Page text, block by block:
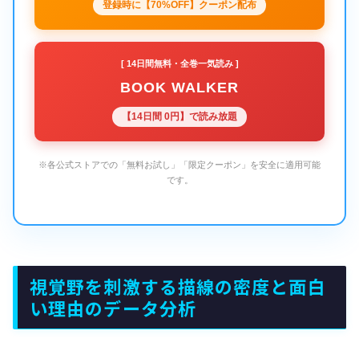
登録時に【70%OFF】クーポン配布
[ 14日間無料・全巻一気読み ]
BOOK WALKER
【14日間 0円】で読み放題
※各公式ストアでの「無料お試し」「限定クーポン」を安全に適用可能
です。
視覚野を刺激する描線の密度と面白
い理由のデータ分析